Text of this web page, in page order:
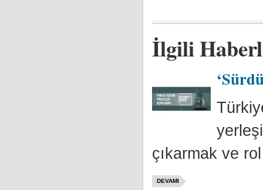
İlgili
çıkarmak ve
DEVAMI